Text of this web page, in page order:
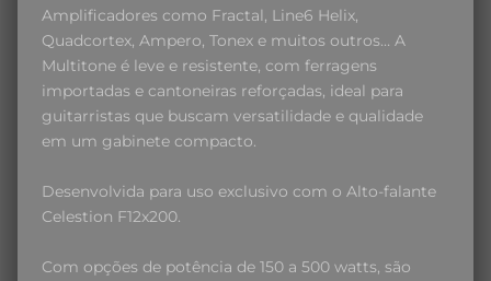
Amplificadores como Fractal, Line6 Helix,
Quadcortex, Ampero, Tonex e muitos outros… A
Multitone é leve e resistente, com ferragens
importadas e cantoneiras reforçadas, ideal para
guitarristas que buscam versatilidade e qualidade
em um gabinete compacto.
Desenvolvida para uso exclusivo com o Alto-falante
Celestion F12x200.
Com opções de potência de 150 a 500 watts, são